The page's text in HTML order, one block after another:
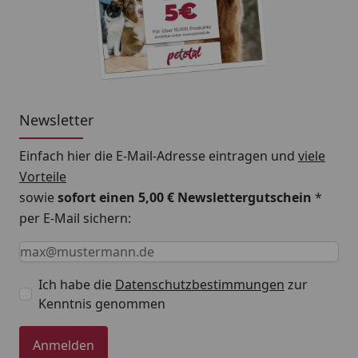
Newsletter
Einfach hier die E-Mail-Adresse eintragen und viele
Vorteile
sowiesofort einen 5,00 € Newslettergutschein *
per E-Mail sichern:
Keine Eingabe erforderlich
Eingabe erforderlich
E-Mail *
Ich habe die Datenschutzbestimmungen zur
Kenntnis genommen
Anmelden